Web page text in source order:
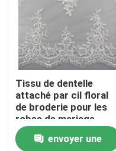
Maison
Tissu de dentelle
attaché par cil floral
de broderie pour les
robes de mariage
nuptiales
envoyer une